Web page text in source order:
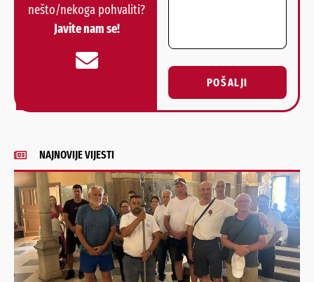
nešto/nekoga pohvaliti?
Javite nam se!
POŠALJI
Alternative:
NAJNOVIJE VIJESTI